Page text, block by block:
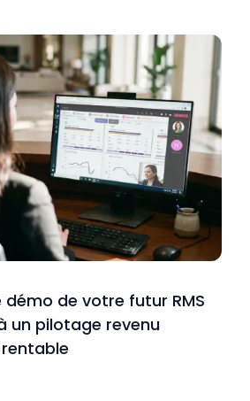
démo de votre futur RMS
un pilotage revenu